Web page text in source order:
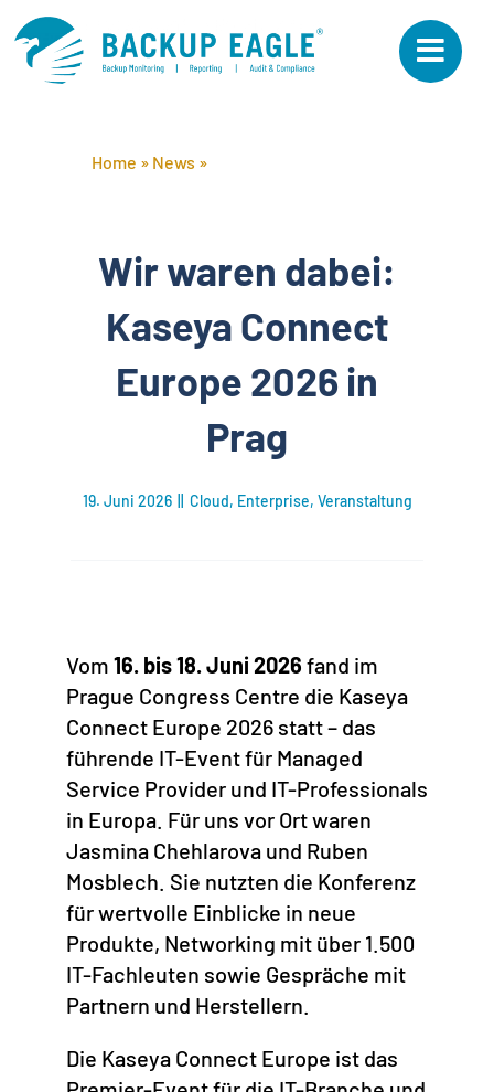
Skip
to
content
Home » News »
Wir waren dabei:
Kaseya Connect
Europe 2026 in
Prag
19. Juni 2026 Cloud, Enterprise, Veranstaltung
Vom 16. bis 18. Juni 2026 fand im
Prague Congress Centre die Kaseya
Connect Europe 2026 statt – das
führende IT-Event für Managed
Service Provider und IT-Professionals
in Europa. Für uns vor Ort waren
Jasmina Chehlarova und Ruben
Mosblech. Sie nutzten die Konferenz
für wertvolle Einblicke in neue
Produkte, Networking mit über 1.500
IT-Fachleuten sowie Gespräche mit
Partnern und Herstellern.
Die Kaseya Connect Europe ist das